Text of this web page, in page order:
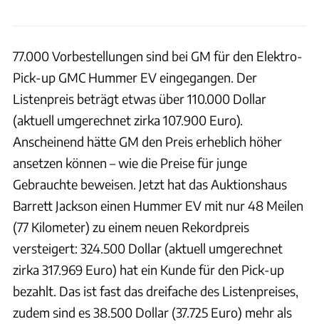
77.000 Vorbestellungen sind bei GM für den Elektro-
Pick-up GMC Hummer EV eingegangen. Der
Listenpreis beträgt etwas über 110.000 Dollar
(aktuell umgerechnet zirka 107.900 Euro).
Anscheinend hätte GM den Preis erheblich höher
ansetzen können – wie die Preise für junge
Gebrauchte beweisen. Jetzt hat das Auktionshaus
Barrett Jackson einen Hummer EV mit nur 48 Meilen
(77 Kilometer) zu einem neuen Rekordpreis
versteigert: 324.500 Dollar (aktuell umgerechnet
zirka 317.969 Euro) hat ein Kunde für den Pick-up
bezahlt. Das ist fast das dreifache des Listenpreises,
zudem sind es 38.500 Dollar (37.725 Euro) mehr als